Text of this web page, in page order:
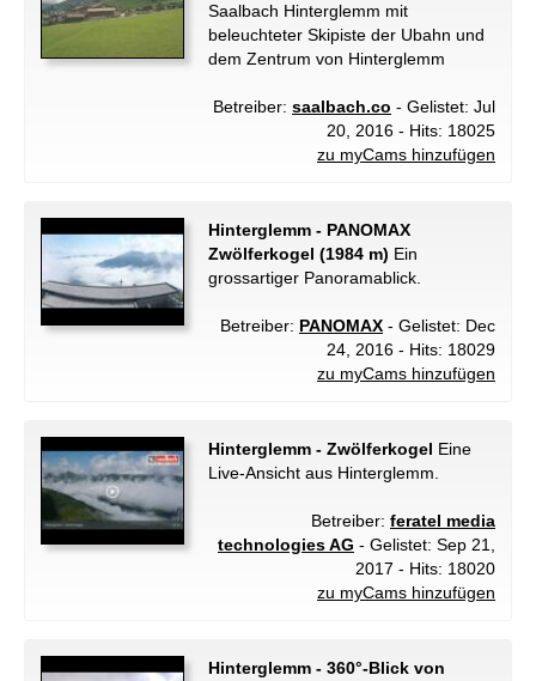
Saalbach Hinterglemm mit
beleuchteter Skipiste der Ubahn und
dem Zentrum von Hinterglemm
Betreiber: saalbach.co - Gelistet: Jul
20, 2016 - Hits: 18025
zu myCams hinzufügen
Hinterglemm - PANOMAX
Zwölferkogel (1984 m) Ein
grossartiger Panoramablick.
Betreiber: PANOMAX - Gelistet: Dec
24, 2016 - Hits: 18029
zu myCams hinzufügen
Hinterglemm - Zwölferkogel Eine
Live-Ansicht aus Hinterglemm.
Betreiber: feratel media
technologies AG - Gelistet: Sep 21,
2017 - Hits: 18020
zu myCams hinzufügen
Hinterglemm - 360°-Blick von